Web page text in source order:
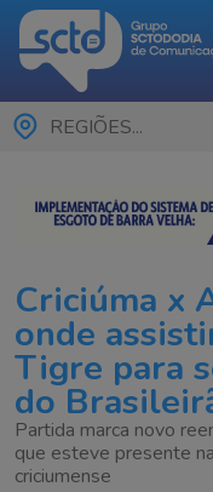
REGIÕES...
Criciúma x
onde
Tigre para
do
Partida marca novo
que esteve presente
criciumense